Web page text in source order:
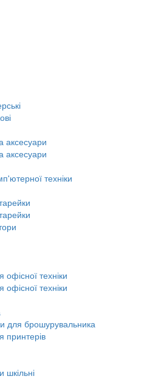
аксесуари
аксесуари
техніки
офісної техніки
офісної техніки
для брошурувальника
принтерів